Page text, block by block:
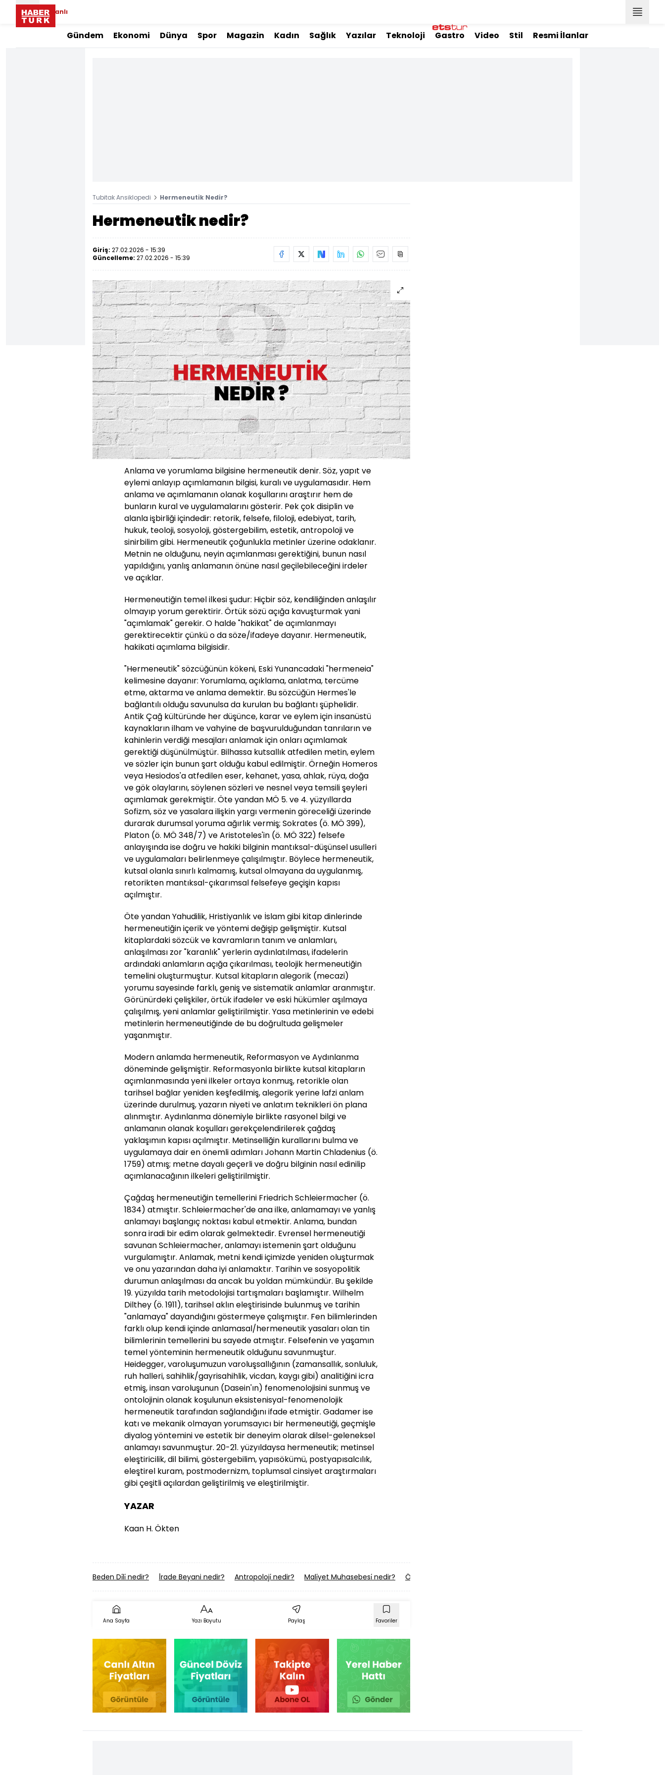
Canlı
Gündem Ekonomi Dünya Spor Magazin Kadın Sağlık Yazılar Teknoloji Gastro Video Stil Resmi İlanlar
Tubitak Ansiklopedi Hermeneutik Nedir?
Hermeneutik nedir?
Giriş: 27.02.2026 - 15:39
Güncelleme: 27.02.2026 - 15:39
Anlama ve yorumlama bilgisine hermeneutik denir. Söz, yapıt ve
eylemi anlayıp açımlamanın bilgisi, kuralı ve uygulamasıdır. Hem
anlama ve açımlamanın olanak koşullarını araştırır hem de
bunların kural ve uygulamalarını gösterir. Pek çok disiplin ve
alanla işbirliği içindedir: retorik, felsefe, filoloji, edebiyat, tarih,
hukuk, teoloji, sosyoloji, göstergebilim, estetik, antropoloji ve
sinirbilim gibi. Hermeneutik çoğunlukla metinler üzerine odaklanır.
Metnin ne olduğunu, neyin açımlanması gerektiğini, bunun nasıl
yapıldığını, yanlış anlamanın önüne nasıl geçilebileceğini irdeler
ve açıklar.
Hermeneutiğin temel ilkesi şudur: Hiçbir söz, kendiliğinden anlaşılır
olmayıp yorum gerektirir. Örtük sözü açığa kavuşturmak yani
"açımlamak" gerekir. O halde "hakikat" de açımlanmayı
gerektirecektir çünkü o da söze/ifadeye dayanır. Hermeneutik,
hakikati açımlama bilgisidir.
"Hermeneutik" sözcüğünün kökeni, Eski Yunancadaki "hermeneia"
kelimesine dayanır: Yorumlama, açıklama, anlatma, tercüme
etme, aktarma ve anlama demektir. Bu sözcüğün Hermes'le
bağlantılı olduğu savunulsa da kurulan bu bağlantı şüphelidir.
Antik Çağ kültüründe her düşünce, karar ve eylem için insanüstü
kaynakların ilham ve vahyine de başvurulduğundan tanrıların ve
kahinlerin verdiği mesajları anlamak için onları açımlamak
gerektiği düşünülmüştür. Bilhassa kutsallık atfedilen metin, eylem
ve sözler için bunun şart olduğu kabul edilmiştir. Örneğin Homeros
veya Hesiodos'a atfedilen eser, kehanet, yasa, ahlak, rüya, doğa
ve gök olaylarını, söylenen sözleri ve nesnel veya temsili şeyleri
açımlamak gerekmiştir. Öte yandan MÖ 5. ve 4. yüzyıllarda
Sofizm, söz ve yasalara ilişkin yargı vermenin göreceliği üzerinde
durarak durumsal yoruma ağırlık vermiş; Sokrates (ö. MÖ 399),
Platon (ö. MÖ 348/7) ve Aristoteles'in (ö. MÖ 322) felsefe
anlayışında ise doğru ve hakiki bilginin mantıksal-düşünsel usulleri
ve uygulamaları belirlenmeye çalışılmıştır. Böylece hermeneutik,
kutsal olanla sınırlı kalmamış, kutsal olmayana da uygulanmış,
retorikten mantıksal-çıkarımsal felsefeye geçişin kapısı
açılmıştır.
Öte yandan Yahudilik, Hristiyanlık ve İslam gibi kitap dinlerinde
hermeneutiğin içerik ve yöntemi değişip gelişmiştir. Kutsal
kitaplardaki sözcük ve kavramların tanım ve anlamları,
anlaşılması zor "karanlık" yerlerin aydınlatılması, ifadelerin
ardındaki anlamların açığa çıkarılması, teolojik hermeneutiğin
temelini oluşturmuştur. Kutsal kitapların alegorik (mecazi)
yorumu sayesinde farklı, geniş ve sistematik anlamlar aranmıştır.
Görünürdeki çelişkiler, örtük ifadeler ve eski hükümler aşılmaya
çalışılmış, yeni anlamlar geliştirilmiştir. Yasa metinlerinin ve edebi
metinlerin hermeneutiğinde de bu doğrultuda gelişmeler
yaşanmıştır.
Modern anlamda hermeneutik, Reformasyon ve Aydınlanma
döneminde gelişmiştir. Reformasyonla birlikte kutsal kitapların
açımlanmasında yeni ilkeler ortaya konmuş, retorikle olan
tarihsel bağlar yeniden keşfedilmiş, alegorik yerine lafzi anlam
üzerinde durulmuş, yazarın niyeti ve anlatım teknikleri ön plana
alınmıştır. Aydınlanma dönemiyle birlikte rasyonel bilgi ve
anlamanın olanak koşulları gerekçelendirilerek çağdaş
yaklaşımın kapısı açılmıştır. Metinselliğin kurallarını bulma ve
uygulamaya dair en önemli adımları Johann Martin Chladenius (ö.
1759) atmış; metne dayalı geçerli ve doğru bilginin nasıl edinilip
açımlanacağının ilkeleri geliştirilmiştir.
Çağdaş hermeneutiğin temellerini Friedrich Schleiermacher (ö.
1834) atmıştır. Schleiermacher'de ana ilke, anlamamayı ve yanlış
anlamayı başlangıç noktası kabul etmektir. Anlama, bundan
sonra iradi bir edim olarak gelmektedir. Evrensel hermeneutiği
savunan Schleiermacher, anlamayı istemenin şart olduğunu
vurgulamıştır. Anlamak, metni kendi içimizde yeniden oluşturmak
ve onu yazarından daha iyi anlamaktır. Tarihin ve sosyopolitik
durumun anlaşılması da ancak bu yoldan mümkündür. Bu şekilde
19. yüzyılda tarih metodolojisi tartışmaları başlamıştır. Wilhelm
Dilthey (ö. 1911), tarihsel aklın eleştirisinde bulunmuş ve tarihin
"anlamaya" dayandığını göstermeye çalışmıştır. Fen bilimlerinden
farklı olup kendi içinde anlamasal/hermeneutik yasaları olan tin
bilimlerinin temellerini bu sayede atmıştır. Felsefenin ve yaşamın
temel yönteminin hermeneutik olduğunu savunmuştur.
Heidegger, varoluşumuzun varoluşsallığının (zamansallık, sonluluk,
ruh halleri, sahihlik/gayrisahihlik, vicdan, kaygı gibi) analitiğini icra
etmiş, insan varoluşunun (Dasein'ın) fenomenolojisini sunmuş ve
ontolojinin olanak koşulunun eksistenisyal-fenomenolojik
hermeneutik tarafından sağlandığını ifade etmiştir. Gadamer ise
katı ve mekanik olmayan yorumsayıcı bir hermeneutiği, geçmişle
diyalog yöntemini ve estetik bir deneyim olarak dilsel-geleneksel
anlamayı savunmuştur. 20-21. yüzyıldaysa hermeneutik; metinsel
eleştiricilik, dil bilimi, göstergebilim, yapısökümü, postyapısalcılık,
eleştirel kuram, postmodernizm, toplumsal cinsiyet araştırmaları
gibi çeşitli açılardan geliştirilmiş ve eleştirilmiştir.
YAZAR
Kaan H. Ökten
Beden Di̇li̇ nedir? İ̇rade Beyani nedir? Antropoloji̇ nedir? Mali̇yet Muhasebesi̇ nedir? Örgütsel Davraniş nedir?
Ana Sayfa Yazı Boyutu Paylaş Favoriler